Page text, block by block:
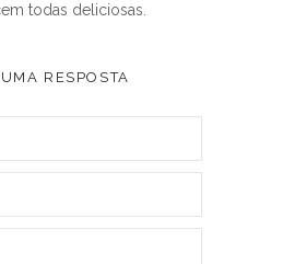
todas deliciosas.
RESPOSTA